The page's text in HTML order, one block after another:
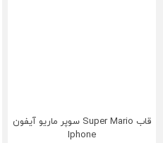
قاب Super Mario سوپر ماریو آیفون
Iphone